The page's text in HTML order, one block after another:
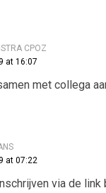
CPOZ
at 16:07
met collega
at 07:22
via de